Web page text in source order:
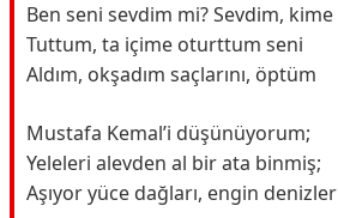
Ben seni sevdim mi? Sevdim,
Tuttum, ta içime oturttum seni
Aldım, okşadım saçlarını, öptüm
Mustafa Kemal’i düşünüyorum;
Yeleleri alevden al bir ata binmiş;
Aşıyor yüce dağları, engin